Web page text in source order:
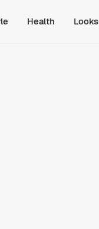
Health Looks